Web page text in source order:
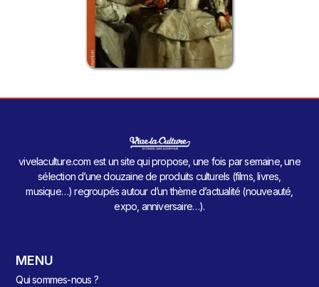
vivelaculture.com est un site qui propose, une fois par semaine, une
sélection d’une douzaine de produits culturels (films, livres,
musique…) regroupés autour d’un thème d’actualité (nouveauté,
expo, anniversaire…).
MENU
Qui sommes-nous ?